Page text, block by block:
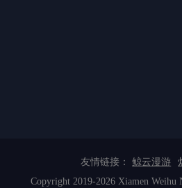
友情链接： 鲸云漫游
Copyright 2019-2026 Xiamen Weihu